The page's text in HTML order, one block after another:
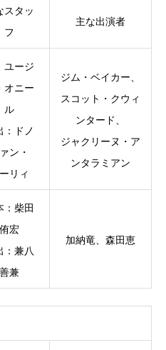
スタッ
フ
主な出演者
ユージ
オニー
ル
：ドノ
ン・
リィ
ジム・ベイカー、
スコット・クウィ
ンタード、
ジャクリーヌ・ア
ンタラミアン
：柴田
侑宏
：兼八
善兼
加納竜、森田恵